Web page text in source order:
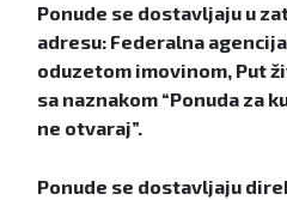
Ponude se dostavljaju u
adresu: Federalna
oduzetom imovinom, Put
sa naznakom “Ponuda za
ne otvaraj”.
Ponude se dostavljaju